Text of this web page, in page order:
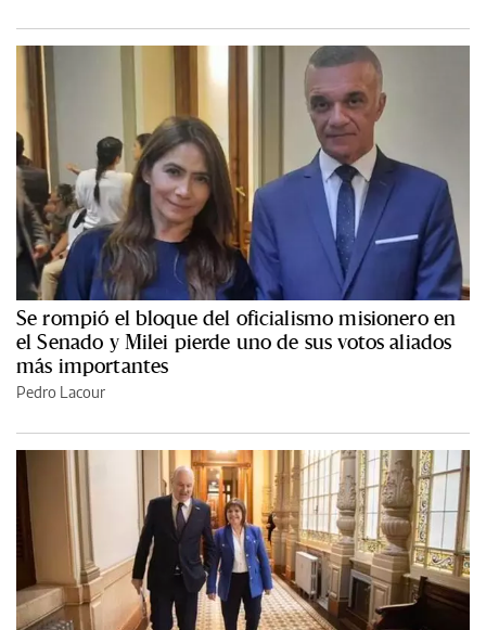
Se rompió el bloque del oficialismo misionero en
el Senado y Milei pierde uno de sus votos aliados
más importantes
Pedro Lacour